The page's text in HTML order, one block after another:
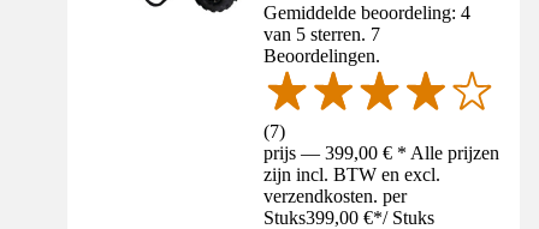
Gemiddelde beoordeling: 4
van 5 sterren. 7
Beoordelingen.
(7)
prijs — 399,00 € * Alle prijzen
zijn incl. BTW en excl.
verzendkosten. per
Stuks399,00 €*/ Stuks